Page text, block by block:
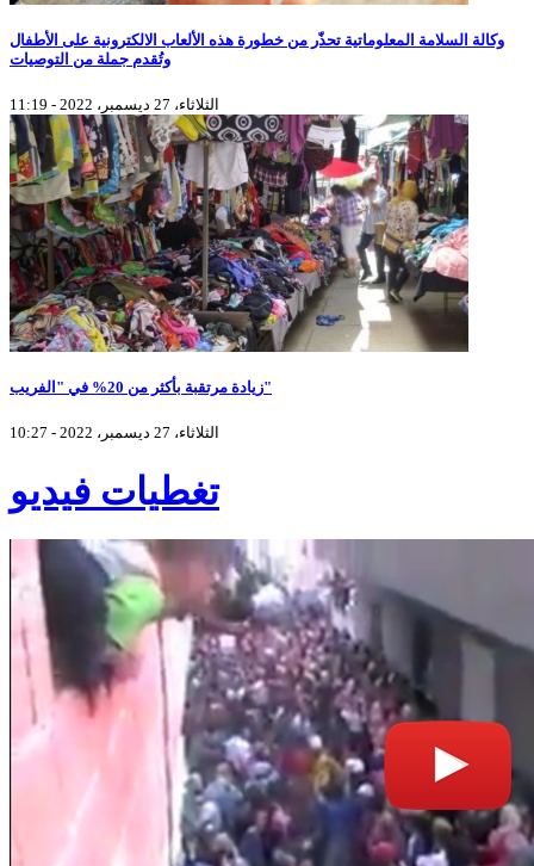
وكالة السلامة المعلوماتية تحذّر من خطورة هذه الألعاب الالكترونية على الأطفال
وتُقدم جملة من التوصيات
الثلاثاء، 27 ديسمبر، 2022 - 11:19
زيادة مرتقبة بأكثر من 20% في "الفريب"
الثلاثاء، 27 ديسمبر، 2022 - 10:27
تغطيات فيديو